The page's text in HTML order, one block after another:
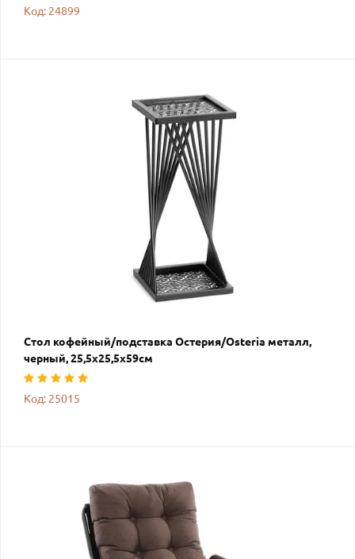
Код: 24899
Стол кофейный/подставка Остерия/Osteria металл,
черный, 25,5х25,5х59см
Код: 25015